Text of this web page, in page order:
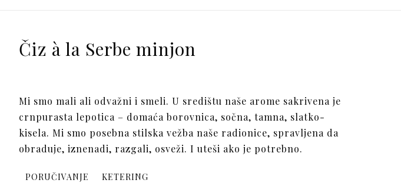
Čiz à la Serbe minjon
Mi smo mali ali odvažni i smeli. U središtu naše arome sakrivena je
crnpurasta lepotica – domaća borovnica, sočna, tamna, slatko-
kisela. Mi smo posebna stilska vežba naše radionice, spravljena da
obraduje, iznenadi, razgali, osveži. I uteši ako je potrebno.
PORUČIVANJE KETERING